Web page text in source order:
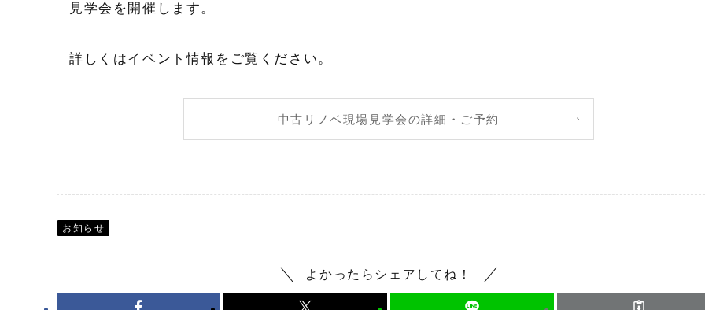
見学会を開催します。
詳しくはイベント情報をご覧ください。
中古リノベ現場見学会の詳細・ご予約
お知らせ
よかったらシェアしてね！